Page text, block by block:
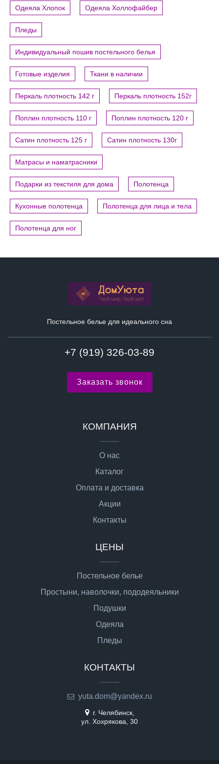
Одеяла Хлопок Одеяла Холлофайбер
Пледы
Индивидуальный пошив постельного белья
Готовые изделия Ткани в наличии
Перкаль плотность 142 г Перкаль плотность 152г
Поплин плотность 110 г Поплин плотность 120 г
Сатин плотность 125 г Сатин плотность 130г
Матрасы и наматрасники
Подарки из текстиля для дома Полотенца
Кухонные полотенца Полотенца для лица и тела
Полотенца для ног
Постельное белье для идеального сна
+7 (919) 326-03-89
Заказать звонок
КОМПАНИЯ
О нас
Каталог
Оплата и доставка
Акции
Контакты
ЦЕНЫ
Постельное белье
Простыни, наволочки, пододеяльники
Подушки
Одеяла
Пледы
КОНТАКТЫ
yuta.dom@yandex.ru
г. Челябинск,
ул. Хохрякова, 30